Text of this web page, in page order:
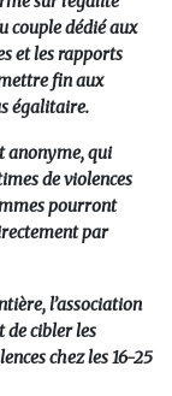
couple dédié aux
et les rapports
fin aux
égalitaire.
anonyme, qui
de violences
pourront
par
l’association
de cibler les
chez les 16-25